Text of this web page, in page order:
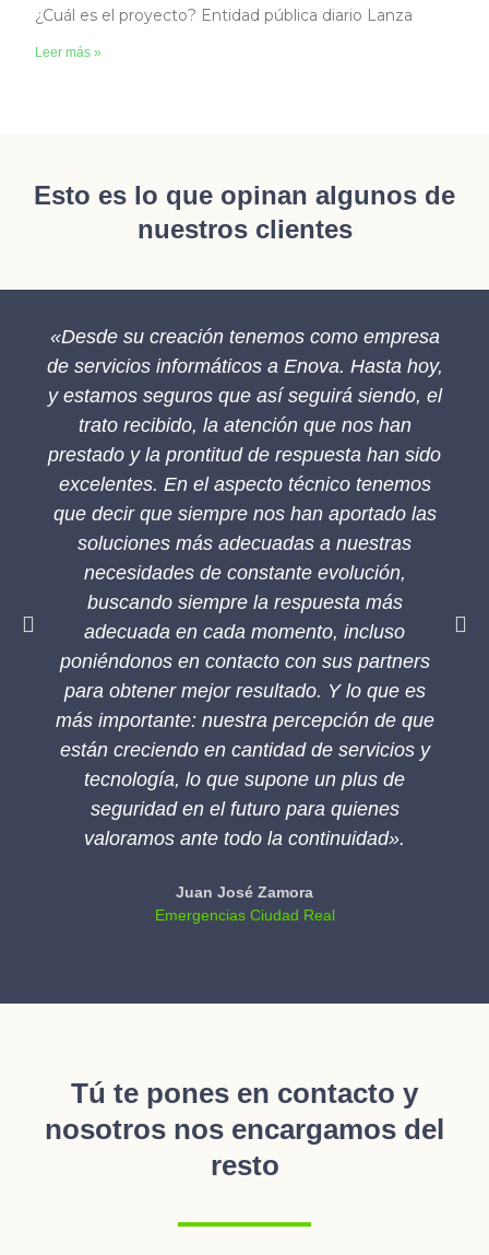
¿Cuál es el proyecto? Entidad pública diario Lanza
Leer más »
Esto es lo que opinan algunos de
nuestros clientes
«Desde su creación tenemos como empresa
de servicios informáticos a Enova. Hasta hoy,
y estamos seguros que así seguirá siendo, el
trato recibido, la atención que nos han
prestado y la prontitud de respuesta han sido
excelentes. En el aspecto técnico tenemos
que decir que siempre nos han aportado las
soluciones más adecuadas a nuestras
necesidades de constante evolución,
buscando siempre la respuesta más
adecuada en cada momento, incluso
poniéndonos en contacto con sus partners
para obtener mejor resultado. Y lo que es
más importante: nuestra percepción de que
están creciendo en cantidad de servicios y
tecnología, lo que supone un plus de
seguridad en el futuro para quienes
valoramos ante todo la continuidad».
Juan José Zamora
Emergencias Ciudad Real
Tú te pones en contacto y
nosotros nos encargamos del
resto